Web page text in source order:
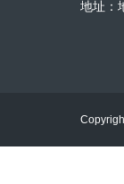
地址：